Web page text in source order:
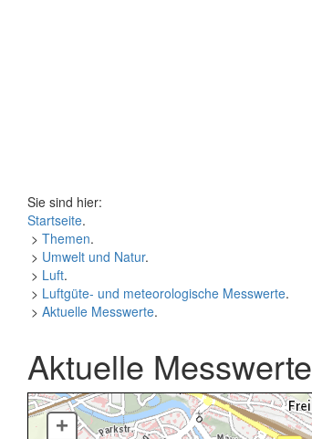
Sie sind hier:
Startseite.
> Themen.
> Umwelt und Natur.
> Luft.
> Luftgüte- und meteorologische Messwerte.
> Aktuelle Messwerte.
Aktuelle Messwerte
+